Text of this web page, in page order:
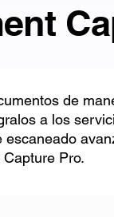
de
a los
escaneado
Pro.